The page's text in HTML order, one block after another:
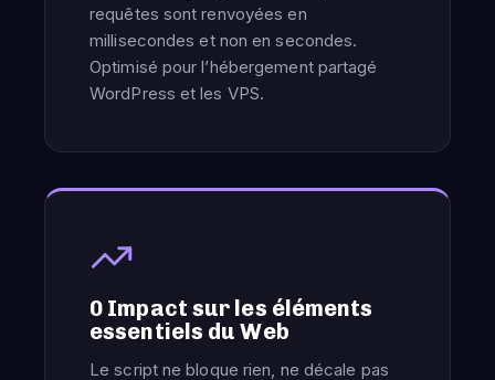
requêtes sont renvoyées en
millisecondes et non en secondes.
Optimisé pour l’hébergement partagé
WordPress et les VPS.
0 Impact sur les éléments
essentiels du Web
Le script ne bloque rien, ne décale pas